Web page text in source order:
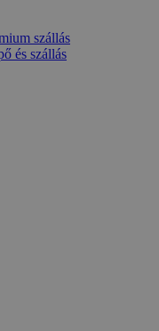
szállás
és szállás